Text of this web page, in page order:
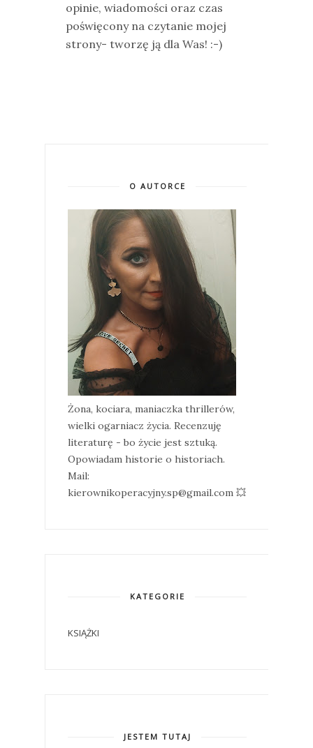
opinie, wiadomości oraz czas
poświęcony na czytanie mojej
strony- tworzę ją dla Was! :-)
O AUTORCE
Żona, kociara, maniaczka thrillerów,
wielki ogarniacz życia. Recenzuję
literaturę - bo życie jest sztuką.
Opowiadam historie o historiach.
Mail:
kierownikoperacyjny.sp@gmail.com 💥
KATEGORIE
KSIĄŻKI
JESTEM TUTAJ